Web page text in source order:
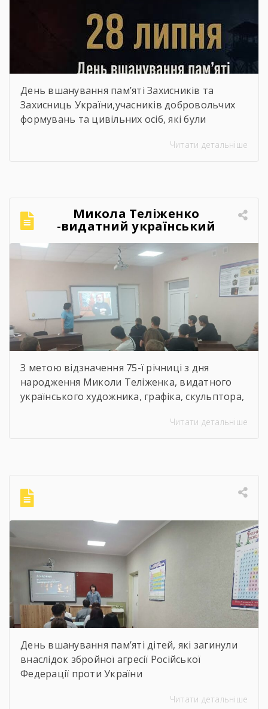
День вшанування пам’яті Захисників та
Захисниць України,учасників добровольчих
формувань та цивільних осіб, які були
Читати детальніше
Микола Теліженко
-видатний український
художник, графік,
скульптор, майстер
декоративно-ужиткового
мистецтва
З метою відзначення 75-ї річниці з дня
народження Миколи Теліженка, видатного
українського художника, графіка, скульптора,
мистецтва, члена Національної спілки
години, під час яких студенти здійснили
віртуальну подорож до музею митця, де
кожен зміг побачити неймовірну
філігранність витинанок, графіки […]
Читати детальніше
День вшанування пам’яті дітей, які загинули
внаслідок збройної агресії Російської
Федерації проти України
Читати детальніше